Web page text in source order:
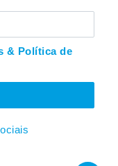
& Política de